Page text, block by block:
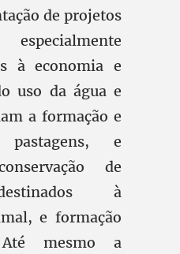
de projetos
à economia e
uso da água e
a formação e
e
de
à
e formação
mesmo a